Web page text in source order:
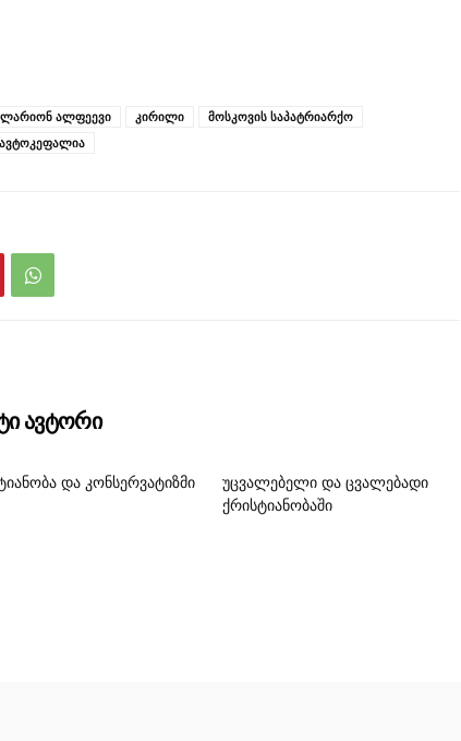
ალფეევი კირილი
მოსკოვის საპატრიარქო
ავტორი
და კონსერვატიზმი
უცვალებელი და ცვალებადი
ქრისტიანობაში